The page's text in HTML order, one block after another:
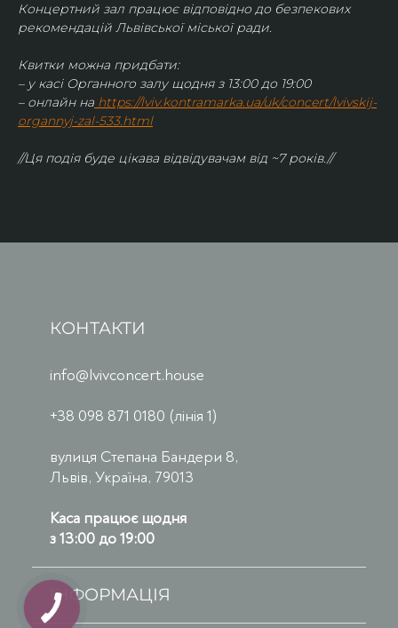
Концертний зал працює відповідно до безпекових
рекомендацій Львівської міської ради.
Квитки можна придбати:
– у касі Органного залу щодня з 13:00 до 19:00
– онлайн на https://lviv.kontramarka.ua/uk/concert/lvivskij-
organnyj-zal-533.html
//Ця подія буде цікава відвідувачам від ~7 років.//
КОНТАКТИ
info@lvivconcert.house
+38 098 871 0180 (лінія 1)
вулиця Степана Бандери 8,
Львів, Україна, 79013
Каса працює щодня
з 13:00 до 19:00
ІНФОРМАЦІЯ